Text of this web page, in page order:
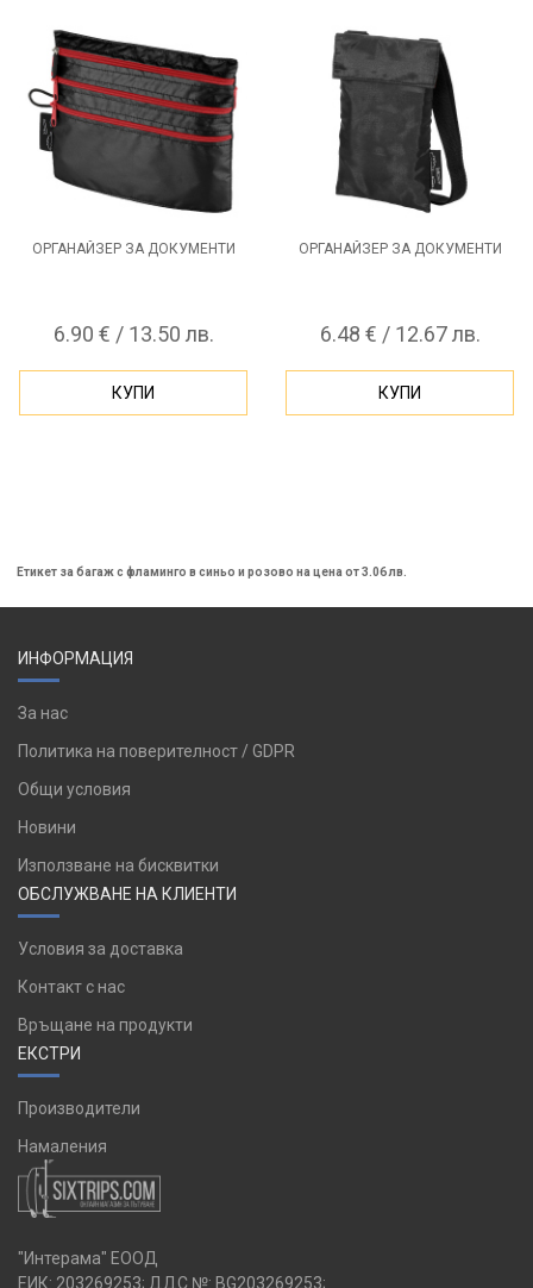
ОРГАНАЙЗЕР ЗА ДОКУМЕНТИ
6.90 € / 13.50 лв.
КУПИ
ОРГАНАЙЗЕР ЗА ДОКУМЕНТИ
6.48 € / 12.67 лв.
КУПИ
Етикет за багаж с фламинго в синьо и розово на цена от 3.06 лв.
ИНФОРМАЦИЯ
За нас
Политика на поверителност / GDPR
Общи условия
Новини
Използване на бисквитки
ОБСЛУЖВАНЕ НА КЛИЕНТИ
Условия за доставка
Контакт с нас
Връщане на продукти
ЕКСТРИ
Производители
Намаления
"Интерама" ЕООД
ЕИК: 203269253; ДДС №: BG203269253;